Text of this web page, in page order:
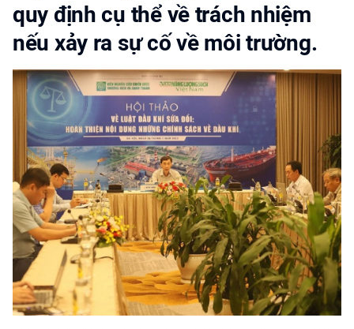
quy định cụ thể về trách nhiệm
nếu xảy ra sự cố về môi trường.